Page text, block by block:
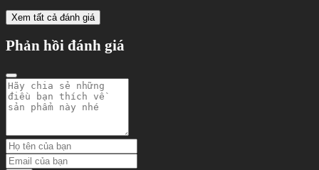
Xem tất cả đánh giá
Phản hồi đánh giá